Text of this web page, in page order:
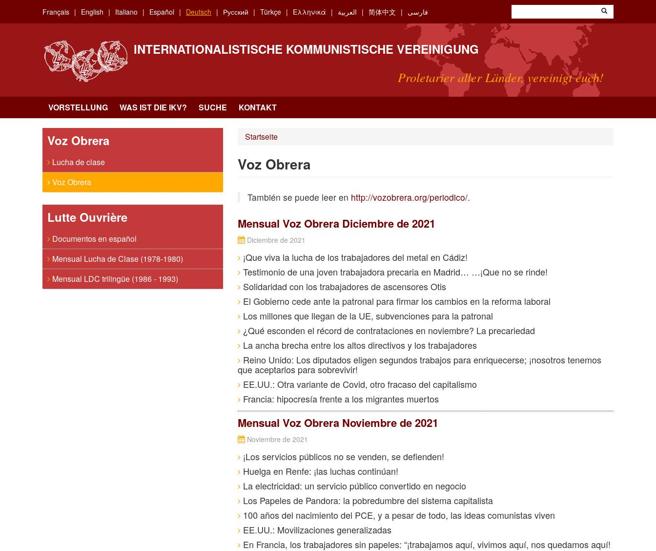
main
Français English Italiano Español Deutsch Русский Türkçe Ελληνικά العربية 简体中文 فارسی
INTERNATIONALISTISCHE KOMMUNISTISCHE VEREINIGUNG
Proletarier aller Länder, vereinigt euch!
VORSTELLUNG WAS IST DIE IKV? SUCHE KONTAKT
Voz Obrera
Lucha de clase
Voz Obrera
Lutte Ouvrière
Documentos en español
Mensual Lucha de Clase (1978-1980)
Mensual LDC trilingüe (1986 - 1993)
Startseite
Voz Obrera
También se puede leer en http://vozobrera.org/periodico/.
Mensual Voz Obrera Diciembre de 2021
Diciembre de 2021
¡Que viva la lucha de los trabajadores del metal en Cádiz!
Testimonio de una joven trabajadora precaria en Madrid… …¡Que no se rinde!
Solidaridad con los trabajadores de ascensores Otis
El Gobierno cede ante la patronal para firmar los cambios en la reforma laboral
Los millones que llegan de la UE, subvenciones para la patronal
¿Qué esconden el récord de contrataciones en noviembre? La precariedad
La ancha brecha entre los altos directivos y los trabajadores
Reino Unido: Los diputados eligen segundos trabajos para enriquecerse; ¡nosotros tenemos
que aceptarlos para sobrevivir!
EE.UU.: Otra variante de Covid, otro fracaso del capitalismo
Francia: hipocresía frente a los migrantes muertos
Mensual Voz Obrera Noviembre de 2021
Noviembre de 2021
¡Los servicios públicos no se venden, se defienden!
Huelga en Renfe: ¡las luchas continúan!
La electricidad: un servicio público convertido en negocio
Los Papeles de Pandora: la pobredumbre del sistema capitalista
100 años del nacimiento del PCE, y a pesar de todo, las ideas comunistas viven
EE.UU.: Movilizaciones generalizadas
En Francia, los trabajadores sin papeles: “¡trabajamos aquí, vivimos aquí, nos quedamos aquí!